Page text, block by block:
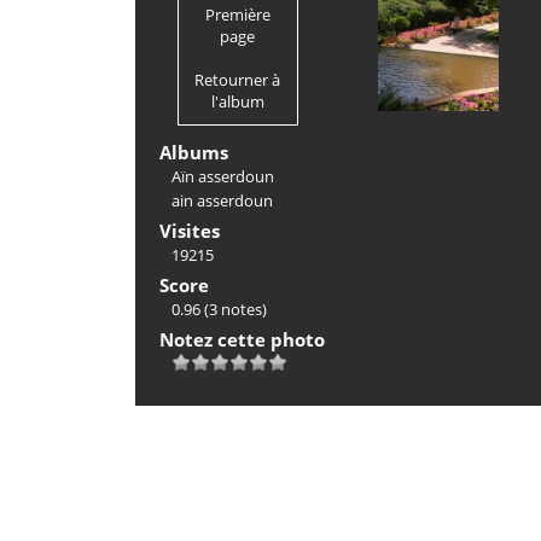
Première
page
Retourner à
l'album
Albums
Aïn asserdoun
ain asserdoun
Visites
19215
Score
0.96(3 notes)
Notez cette photo